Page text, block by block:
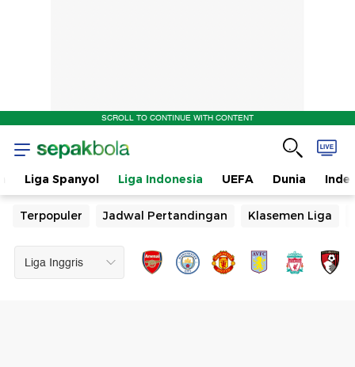
SCROLL TO CONTINUE WITH CONTENT
Liga Spanyol Liga Indonesia UEFA Dunia
Terpopuler Jadwal Pertandingan Klasemen Liga